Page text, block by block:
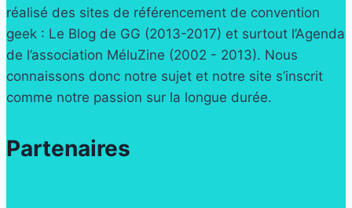
réalisé des sites de référencement de convention
geek : Le Blog de GG (2013-2017) et surtout l’Agenda
de l’association MéluZine (2002 - 2013). Nous
connaissons donc notre sujet et notre site s’inscrit
comme notre passion sur la longue durée.
Partenaires